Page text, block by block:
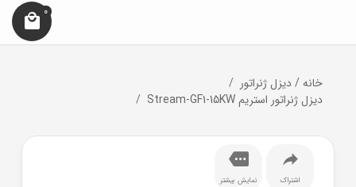
0
خانه/دیزل ژنراتور
ديزل ژنراتور استریم Stream-GF1-15KW
اشتراک نمایش بیشتر